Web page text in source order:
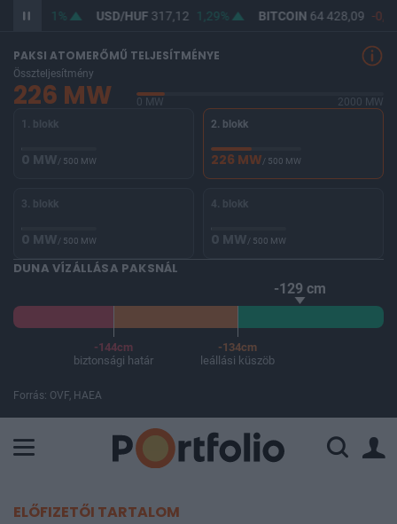
365,34 1% USD/HUF317,12 1,29% BITCOIN64 428,09 -
PAKSI ATOMERŐMŰ TELJESÍTMÉNYE
Összteljesítmény
226 MW 0 MW
2000 MW
1. blokk
0 MW/ 500 MW
2. blokk
226 MW/ 500 MW
3. blokk
0 MW/ 500 MW
4. blokk
0 MW/ 500 MW
DUNA VÍZÁLLÁSA PAKSNÁL
-129 cm
-144cm
biztonsági határ
-134cm
leállási küszöb
Forrás: OVF, HAEA
ELŐFIZETŐI TARTALOM